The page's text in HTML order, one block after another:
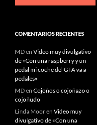
COMENTARIOS RECIENTES
MDen Video muy divulgativo
de «Con una raspberry y un
pedal mi coche del GTA va a
pedales»
MDen Cojoños o cojoñazo o
cojoñudo
Linda Mooren Video muy
divulgativo de «Con una